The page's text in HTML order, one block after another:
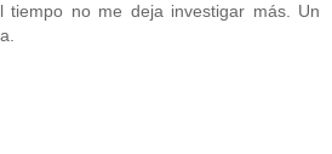
tiempo no me deja investigar más. Un